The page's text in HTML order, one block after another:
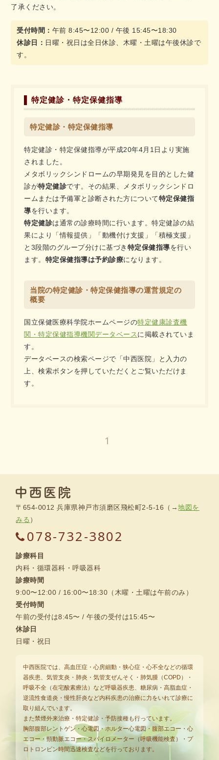
了承ください。
受付時間： 午前 8:45〜12:00 / 午後 15:45〜18:30
休診日： 日曜・祝日は全日休診、木曜・土曜は午後休診で
す。
特定健診・特定保健指導
特定健診・特定保健指導
特定健診・特定保健指導が平成20年4月1日より実施
されました。
メタボリックシンドロームの早期発見を目的とした健
診が特定健診です。その結果、メタボリックシンドロ
ームまたは予備軍と診断された方について特定保健指
導を行います。
特定健診は通常の診療時間に行います。特定健診の結
果により「情報提供」「動機付け支援」「積極支援」
と3段階のグループ分けに基づき 特定保健指導を行い
ます。 特定保健指導は予約診療になります。
当院の特定健診・特定保健指導の運営規定の
概要
国立保健医療科学院ホームページの特定健康診査機
関・特定保健指導機関データベースに掲載されていま
す。
データベースの検索ページで「中西医院」と入力の
上、検索ボタンを押していただくとご覧いただけま
す。
1
〒654-0012 兵庫県神戸市須磨区飛松町2-5-16（→地図を
みる ）
078-732-3802
診療科目
内科・循環器科・呼吸器科
診療時間
9:00〜12:00 / 16:00〜18:30（木曜・土曜は午前のみ）
受付時間
午前の受付は8:45〜 / 午後の受付は15:45〜
休診日
日曜・祝日
中西医院では、高血圧症・心房細動・狭心症・心不全などの循環
器疾患、気管支炎・肺炎・気管支ぜんそく・肺気腫（COPD）・
呼吸不全（在宅酸素療法）など呼吸器疾患、糖尿病・高脂血症・
逆流性食道炎・慢性肝炎など内科疾患の治療に力をいれて診療に
取り組んでいます。
また禁煙外来治療・特定健診・予防接種も行っています。
胸部腹部レントゲン・心電図・ホルター心電図・腹部エコー・心
エコー・頸動脈エコー・スパイロメーター（呼吸機能検査）・プ
ロトロンビン時間迅速検査などを行っております。